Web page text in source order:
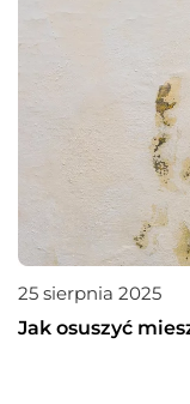
25 sierpnia 2025
Jak osuszyć